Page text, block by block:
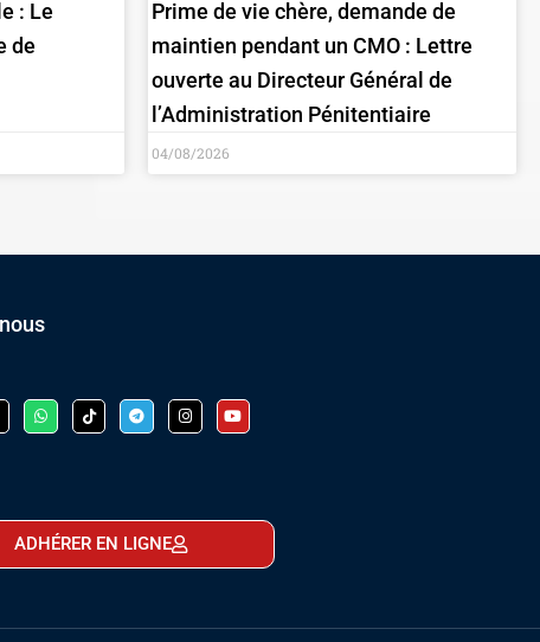
: Le
de
Prime de vie chère, demande de
maintien pendant un CMO : Lettre
ouverte au Directeur Général de
l’Administration Pénitentiaire
04/08/2026
ADHÉRER EN LIGNE